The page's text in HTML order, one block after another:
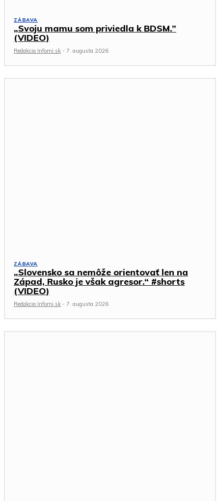
ZÁBAVA
„Svoju mamu som priviedla k BDSM.”
(VIDEO)
Redakcia Infomi.sk - 7. augusta 2026
ZÁBAVA
„Slovensko sa nemôže orientovať len na
Západ, Rusko je však agresor.“ #shorts
(VIDEO)
Redakcia Infomi.sk - 7. augusta 2026